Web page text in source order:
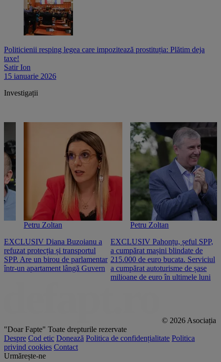
Politicienii resping legea care impozitează prostituția: Plătim deja
taxe!
Satir Ion
15 ianuarie 2026
Investigații
Petru Zoltan
EXCLUSIV Diana Buzoianu a
refuzat protecția și transportul
SPP. Are un birou de parlamentar
într-un apartament lângă Guvern
Petru Zoltan
EXCLUSIV Pahonțu, șeful SPP,
a cumpărat mașini blindate de
215.000 de euro bucata. Serviciul
a cumpărat autoturisme de șase
milioane de euro în ultimele luni
© 2026 Asociația
"Doar Fapte" Toate drepturile rezervate
Despre Cod etic Donează Politica de confidențialitate Politica
privind cookies Contact
Urmărește-ne